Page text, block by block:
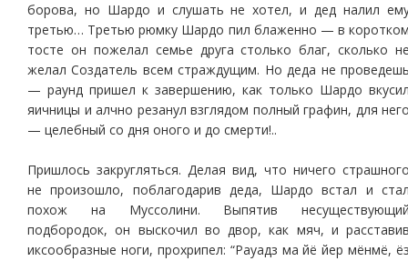
борова, но Шардо и слушать не хотел, и дед налил
третью… Третью рюмку Шардо пил блаженно — в
тосте он пожелал семье друга столько благ, сколько
желал Создатель всем страждущим. Но деда не
— раунд пришел к завершению, как только Шардо
яичницы и алчно резанул взглядом полный графин, для
— целебный со дня оного и до смерти!..
Пришлось закругляться. Делая вид, что ничего
не произошло, поблагодарив деда, Шардо встал и
похож на Муссолини. Выпятив
подбородок, он выскочил во двор, как мяч, и
иксообразные ноги, прохрипел: “Рауадз ма йё йер мёнмё,